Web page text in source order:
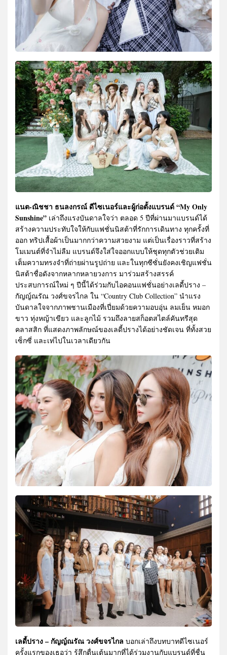
แนต-ณิชชา ธนลงกรณ์ ดีไซเนอร์และผู้ก่อตั้งแบรนด์ “My Only
Sunshine” เล่าถึงแรงบันดาลใจว่า ตลอด 5 ปีที่ผ่านมาแบรนด์ได้
สร้างความประทับใจให้กับแฟชั่นนิสต้าที่รักการเดินทาง ทุกครั้งที่
ออก ทริปเสื้อผ้าเป็นมากกว่าความสวยงาม แต่เป็นเรื่องราวที่สร้าง
โมเมนต์ที่จำไม่ลืม แบรนด์จึงใส่ใจออกแบบให้ชุดทุกตัวช่วยเติม
เต็มความทรงจำที่ถ่ายผ่านรูปถ่าย และในทุกซีซั่นยังคงเชิญแฟชั่น
นิสต้าชื่อดังจากหลากหลายวงการ มาร่วมสร้างสรรค์
ประสบการณ์ใหม่ ๆ ปีนี้ได้ร่วมกับไอคอนแฟชั่นอย่างเลดี้ปราง –
กัญญ์ณรัณ วงศ์ขจรไกล ใน “Country Club Collection” นำแรง
บันดาลใจจากภาพชานเมืองที่เปี่ยมด้วยความอบอุ่น ลมเย็น หมอก
ขาว ทุ่งหญ้าเขียว และลูกไม้ รวมถึงลายสก็อตสไตล์คันทรีสุด
คลาสสิก ที่แสดงภาพลักษณ์ของเลดี้ปรางได้อย่างชัดเจน ที่ทั้งสวย
เซ็กซี่ และเท่ไปในเวลาเดียวกัน
เลดี้ปราง – กัญญ์ณรัณ วงศ์ขจรไกล บอกเล่าถึงบทบาทดีไซเนอร์
ครั้งแรกของเธอว่า รู้สึกตื่นเต้นมากที่ได้ร่วมงานกับแบรนด์ที่ชื่น